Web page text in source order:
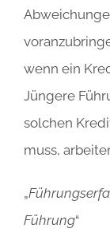
wenn ein
Jüngere
solchen
muss,
„
Führung“